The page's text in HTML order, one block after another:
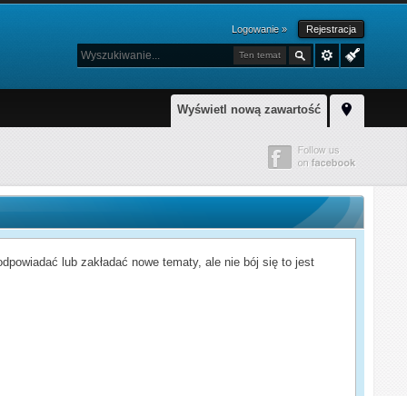
Logowanie » Rejestracja
Ten temat
Wyświetl nową zawartość
lub zakładać nowe tematy, ale nie bój się to jest